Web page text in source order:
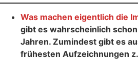
Was machen eigentlich die
gibt es wahrscheinlich
Jahren. Zumindest gibt es
frühesten Aufzeichnungen